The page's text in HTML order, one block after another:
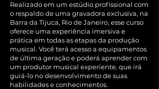
Realizado em um estúdio profissional com
o respaldo de uma gravadora exclusiva, na
Barra da Tijuca, Rio de Janeiro, esse curso
oferece uma experiência imersiva e
prática em todas as etapas da produção
musical. Você terá acesso a equipamentos
de última geração e poderá aprender com
um produtor musical experiente, que irá
guiá-lo no desenvolvimento de suas
habilidades e conhecimentos.